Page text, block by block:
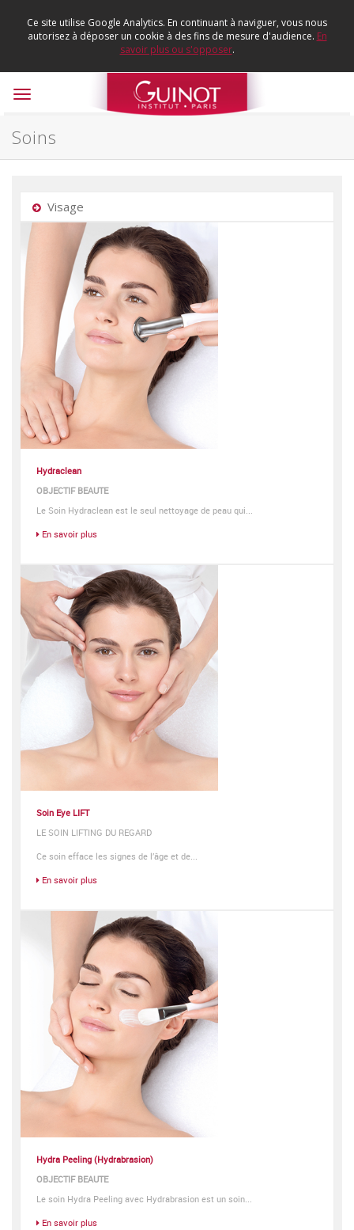
Ce site utilise Google Analytics. En continuant à naviguer, vous nous
autorisez à déposer un cookie à des fins de mesure d'audience. En
savoir plus ou s'opposer.
Toggle
Soins
Visage
Hydraclean
OBJECTIF BEAUTE
Le Soin Hydraclean est le seul nettoyage de peau qui...
En savoir plus
Soin Eye LIFT
LE SOIN LIFTING DU REGARD
Ce soin efface les signes de l’âge et de...
En savoir plus
Hydra Peeling (Hydrabrasion)
OBJECTIF BEAUTE
Le soin Hydra Peeling avec Hydrabrasion est un soin...
En savoir plus